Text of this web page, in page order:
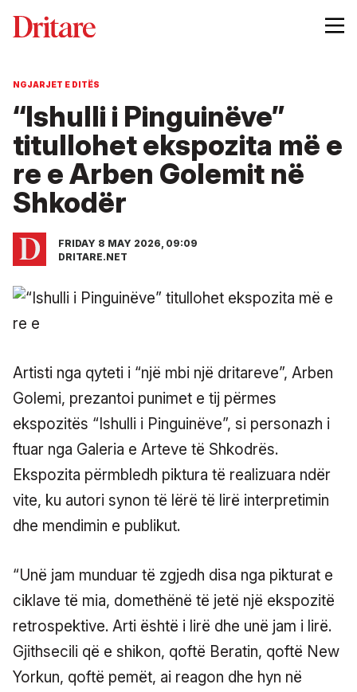
NGJARJET E DITËS
“Ishulli i Pinguinëve”
titullohet ekspozita më e
re e Arben Golemit në
Shkodër
FRIDAY 8 MAY 2026, 09:09
DRITARE.NET
Artisti nga qyteti i “një mbi një dritareve”, Arben
Golemi, prezantoi punimet e tij përmes
ekspozitës “Ishulli i Pinguinëve”, si personazh i
ftuar nga Galeria e Arteve të Shkodrës.
Ekspozita përmbledh piktura të realizuara ndër
vite, ku autori synon të lërë të lirë interpretimin
dhe mendimin e publikut.
“Unë jam munduar të zgjedh disa nga pikturat e
ciklave të mia, domethënë të jetë një ekspozitë
retrospektive. Arti është i lirë dhe unë jam i lirë.
Gjithsecili që e shikon, qoftë Beratin, qoftë New
Yorkun, qoftë pemët, ai reagon dhe hyn në